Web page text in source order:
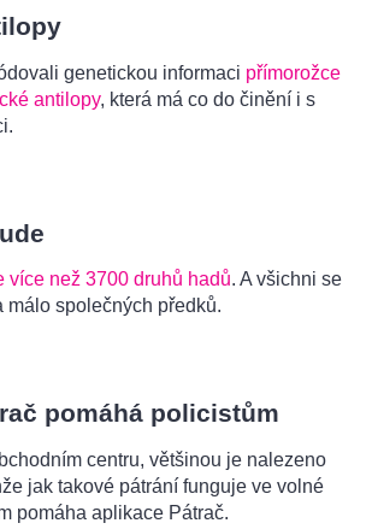
genetickou informaci přímorožce
antilopy, která má co do činění i s
více než 3700 druhů hadů. A všichni se
málo společných předků.
pomáhá policistům
centru, většinou je nalezeno
jak takové pátrání funguje ve volné
pomáha aplikace Pátrač.